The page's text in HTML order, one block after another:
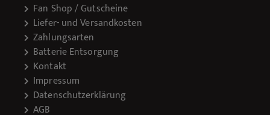
Fan Shop / Gutscheine
Liefer- und Versandkosten
Zahlungsarten
Batterie Entsorgung
Kontakt
Impressum
Datenschutzerklärung
AGB